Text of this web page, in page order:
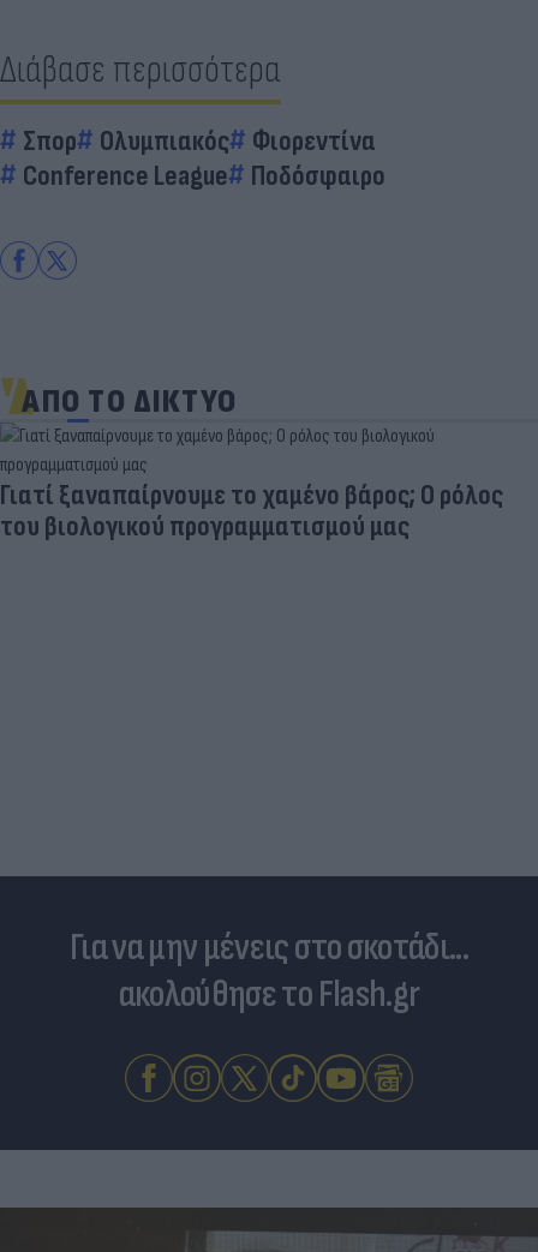
Διάβασε περισσότερα
Σπορ Ολυμπιακός
Φιορεντίνα
Conference League
Ποδόσφαιρο
ΑΠΟ ΤΟ ΔΙΚΤΥΟ
Γιατί ξαναπαίρνουμε το χαμένο βάρος; Ο ρόλος
του βιολογικού προγραμματισμού μας
Για να μην μένεις στο σκοτάδι...
ακολούθησε το Flash.gr